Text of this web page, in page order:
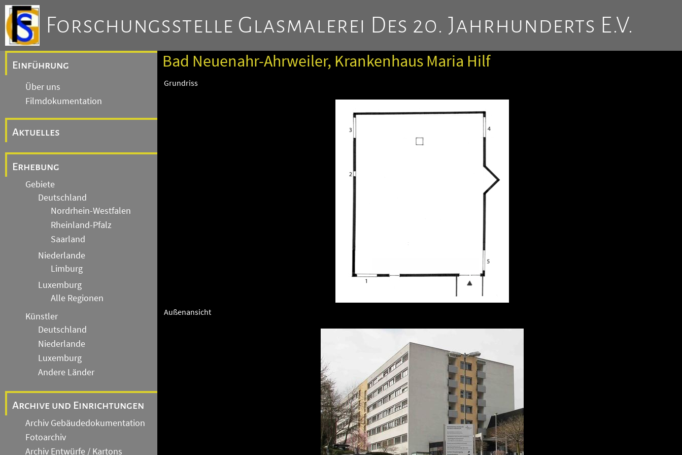
Forschungsstelle Glasmalerei Des 20. Jahrhunderts E.V.
Einführung
Über uns
Filmdokumentation
Aktuelles
Erhebung
Gebiete
Deutschland
Nordrhein-Westfalen
Rheinland-Pfalz
Saarland
Niederlande
Limburg
Luxemburg
Alle Regionen
Künstler
Deutschland
Niederlande
Luxemburg
Andere Länder
Archive und Einrichtungen
Archiv Gebäudedokumentation
Fotoarchiv
Archiv Entwürfe / Kartons
Bad Neuenahr-Ahrweiler, Krankenhaus Maria Hilf
Grundriss
Außenansicht